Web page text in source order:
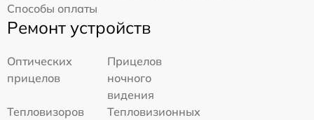
Способы оплаты
Ремонт устройств
Оптических
прицелов
Прицелов
ночного
видения
Тепловизоров
Тепловизионных